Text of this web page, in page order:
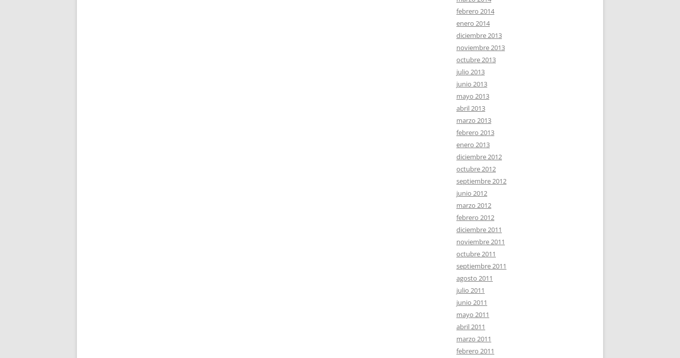
febrero 2014
enero 2014
diciembre 2013
noviembre 2013
octubre 2013
julio 2013
junio 2013
mayo 2013
abril 2013
marzo 2013
febrero 2013
enero 2013
diciembre 2012
octubre 2012
septiembre 2012
junio 2012
marzo 2012
febrero 2012
diciembre 2011
noviembre 2011
octubre 2011
septiembre 2011
agosto 2011
julio 2011
junio 2011
mayo 2011
abril 2011
marzo 2011
febrero 2011